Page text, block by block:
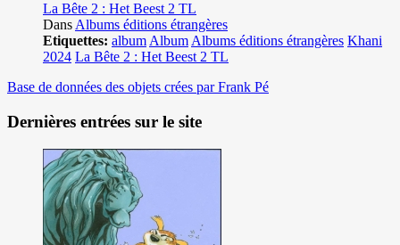
La Bête 2 : Het Beest 2 TL
Dans Albums éditions étrangères
Etiquettes: album Album Albums éditions étrangères Khani
2024 La Bête 2 : Het Beest 2 TL
Base de données des objets crées par Frank Pé
Dernières entrées sur le site